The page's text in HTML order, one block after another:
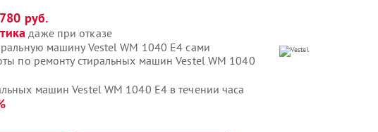
руб.
даже при отказе
машину Vestel WM 1040 E4 сами
по ремонту стиральных машин Vestel WM 1040
машин Vestel WM 1040 E4 в течении часа